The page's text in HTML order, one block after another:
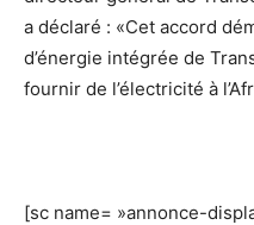
a déclaré : «Cet accord
d’énergie intégrée de
fournir de l’électricité à
[sc name= »annonce-